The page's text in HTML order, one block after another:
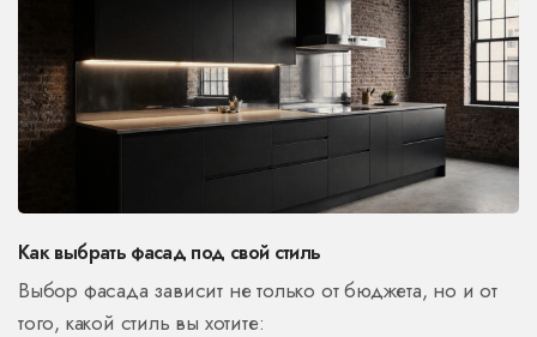
Как выбрать фасад под свой стиль
Выбор фасада зависит не только от бюджета, но и от
того, какой стиль вы хотите: